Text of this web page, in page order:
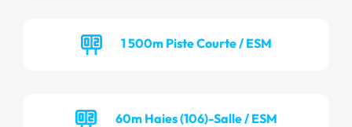
1 500m Piste Courte / ESM
60m Haies (106)-Salle / ESM